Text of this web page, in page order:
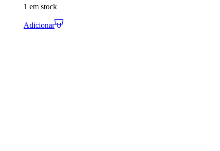
1 em stock
Adicionar